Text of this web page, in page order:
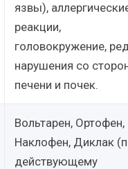
язвы),
реакции,
головокружение,
нарушения со
печени и почек.
Вольтарен, Ортофен,
Наклофен, Диклак
действующему